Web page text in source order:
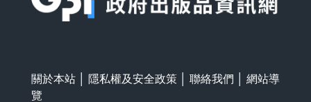
關於本站 隱私權及安全政策 聯絡我們
網站導
覽